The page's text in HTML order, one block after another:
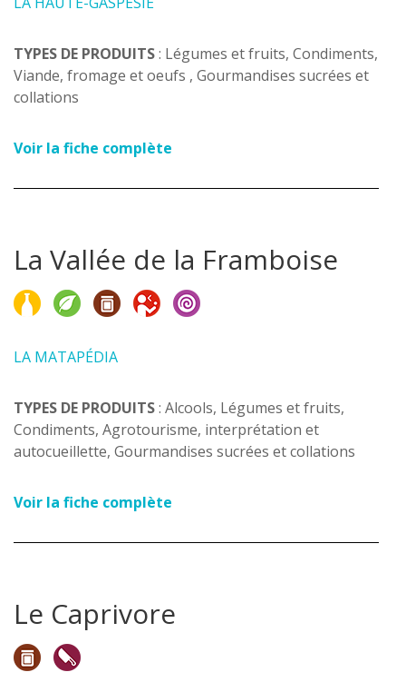
TYPES DE PRODUITS: Légumes et fruits, Condiments,
Viande, fromage et oeufs , Gourmandises sucrées et
collations
Voir la fiche complète
La Vallée de la Framboise
LA MATAPÉDIA
TYPES DE PRODUITS: Alcools, Légumes et fruits,
Condiments, Agrotourisme, interprétation et
autocueillette, Gourmandises sucrées et collations
Voir la fiche complète
Le Caprivore